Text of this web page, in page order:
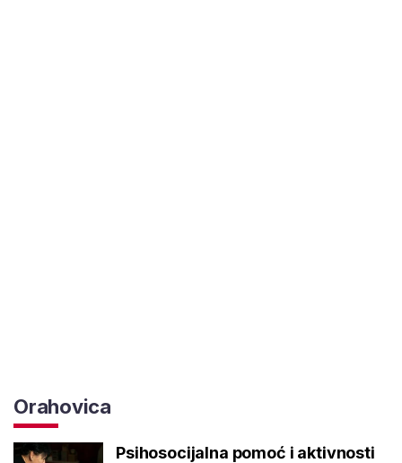
Orahovica
Psihosocijalna pomoć i aktivnosti